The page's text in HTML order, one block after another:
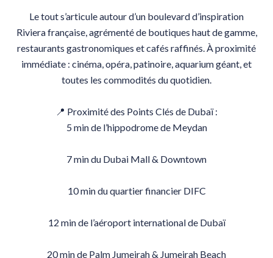
Le tout s’articule autour d’un boulevard d’inspiration
Riviera française, agrémenté de boutiques haut de gamme,
restaurants gastronomiques et cafés raffinés. À proximité
immédiate : cinéma, opéra, patinoire, aquarium géant, et
toutes les commodités du quotidien.
📍 Proximité des Points Clés de Dubaï :
5 min de l’hippodrome de Meydan
7 min du Dubai Mall & Downtown
10 min du quartier financier DIFC
12 min de l’aéroport international de Dubaï
20 min de Palm Jumeirah & Jumeirah Beach